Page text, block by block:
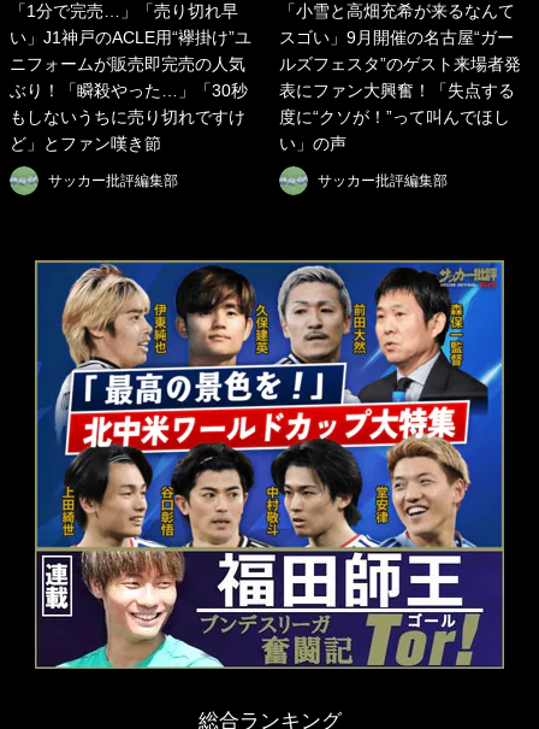
「1分で完売…」「売り切れ早
い」J1神戸のACLE用“襷掛け”ユ
ニフォームが販売即完売の人気
ぶり！「瞬殺やった…」「30秒
もしないうちに売り切れですけ
ど」とファン嘆き節
サッカー批評編集部
「小雪と高畑充希が来るなんて
スゴい」9月開催の名古屋“ガー
ルズフェスタ”のゲスト来場者発
表にファン大興奮！「失点する
度に“クソが！”って叫んでほし
い」の声
サッカー批評編集部
総合ランキング